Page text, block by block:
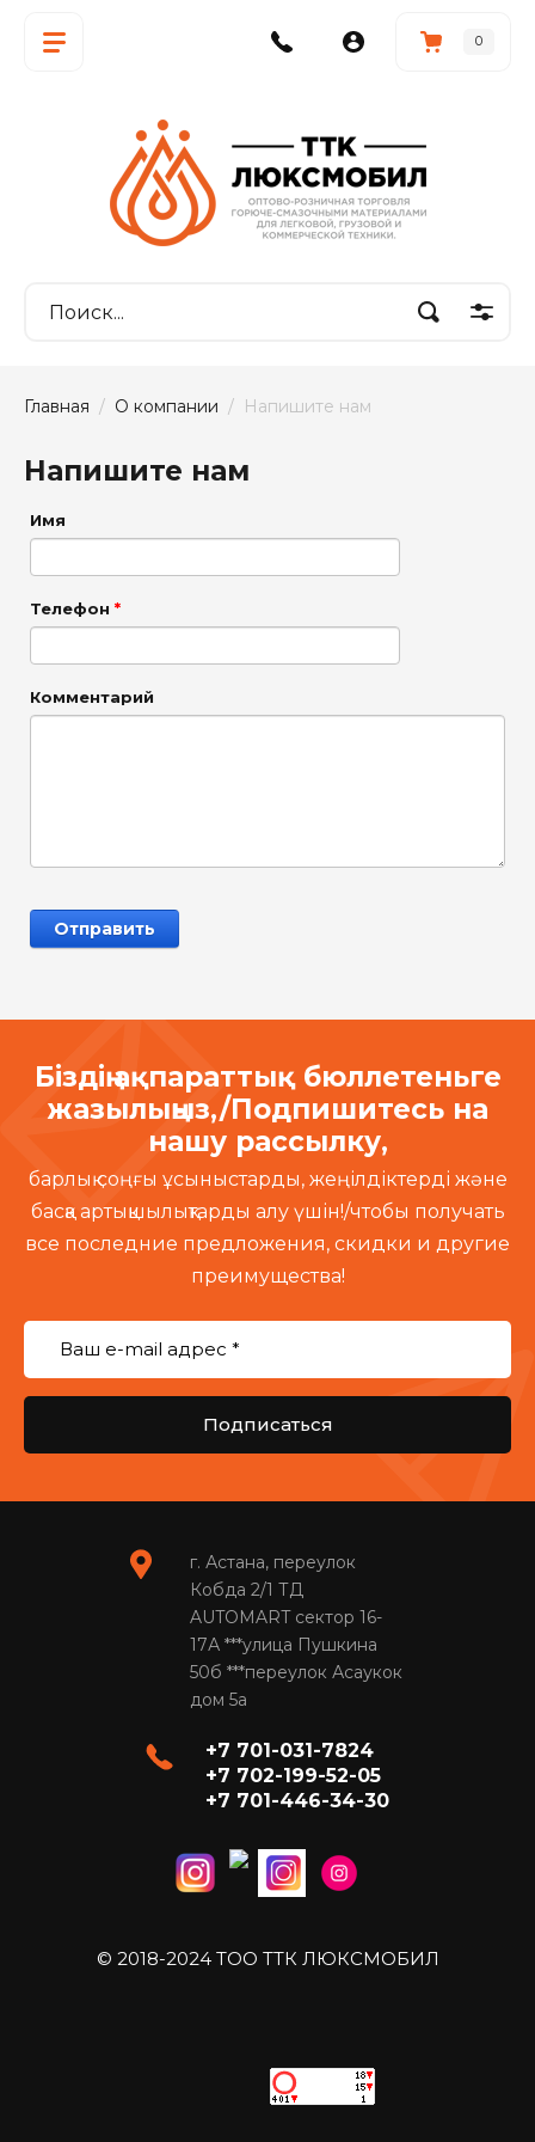
0
Главная / О компании /  Напишите нам
Напишите нам
Имя
Телефон *
Комментарий
Біздің ақпараттық бюллетеньге
жазылыңыз,/Подпишитесь на
нашу рассылку,
барлық соңғы ұсыныстарды, жеңілдіктерді және
басқа артықшылықтарды алу үшін!/чтобы получать
все последние предложения, скидки и другие
преимущества!
Подписаться
г. Астана, переулок
Кобда 2/1 ТД
AUTOMART сектор 16-
17А ***улица Пушкина
50б ***переулок Асаукок
дом 5а
+7 701-031-7824
+7 702-199-52-05
+7 701-446-34-30
© 2018-2024 ТОО ТТК ЛЮКСМОБИЛ